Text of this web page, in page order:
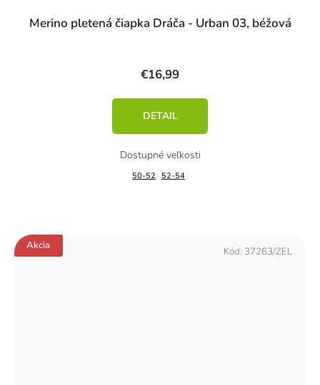
Merino pletená čiapka Dráča - Urban 03, béžová
€16,99
DETAIL
50-52 52-54
Akcia Kód: 37263/ZEL